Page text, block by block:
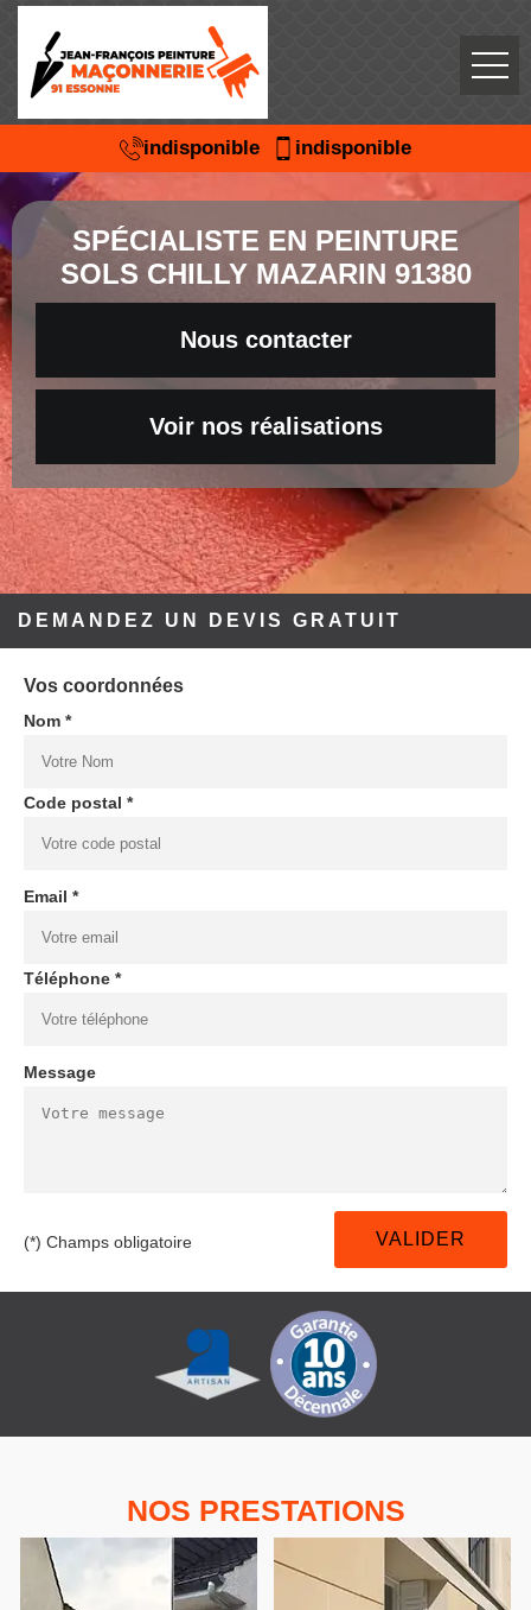
indisponible indisponible
SPÉCIALISTE EN PEINTURE
SOLS CHILLY MAZARIN 91380
Nous contacter
Voir nos réalisations
DEMANDEZ UN DEVIS GRATUIT
Vos coordonnées
Nom *
Code postal *
Email *
Téléphone *
Message
(*) Champs obligatoire
NOS PRESTATIONS